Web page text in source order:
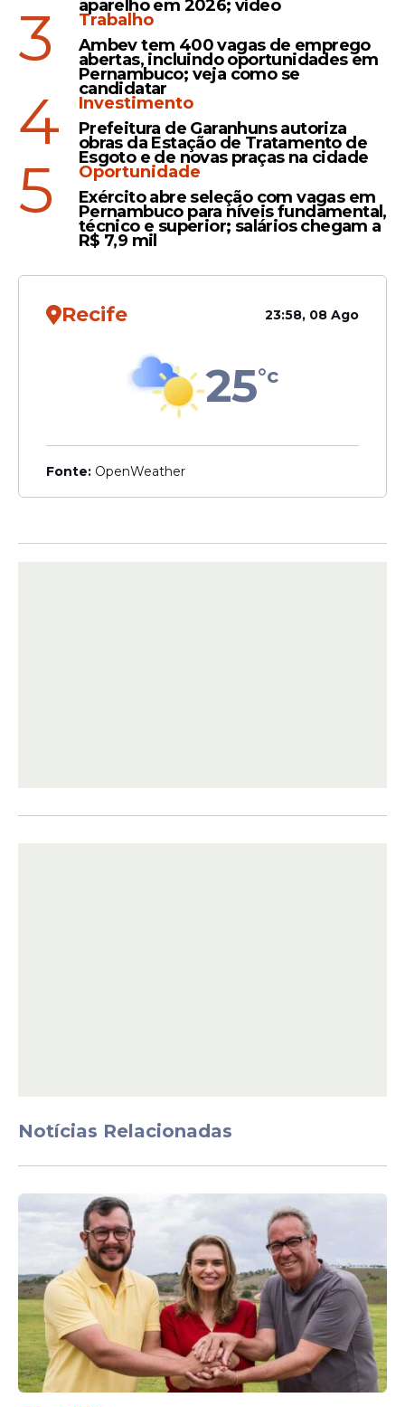
atuação do ministro no fortalecimento do
setor e na valorização dos trabalhadores
portuários, considerados fundamentais
para o desenvolvimento da logística e da
economia brasileira.
Leia Também
homenageado pelo Fórum
Portuários
milhões em investimentos
após leilões de três
Trabalhadores Portuários, com o objetivo
Ao longo da gestão, uma das prioridades
do ministro foi a atração de investimentos
para os portos brasileiros. Segundo ele,
essa estratégia sempre esteve
diretamente ligada à ampliação das
oportunidades de trabalho e ao aumento
da renda para os profissionais do setor.
aparelho em 2026; vídeo
3
Trabalho
Ambev tem 400 vagas de emprego
abertas, incluindo oportunidades em
Pernambuco; veja como se
candidatar
4
Investimento
Prefeitura de Garanhuns autoriza
obras da Estação de Tratamento de
Esgoto e de novas praças na cidade
5
Oportunidade
Exército abre seleção com vagas em
Pernambuco para níveis fundamental,
técnico e superior; salários chegam a
R$ 7,9 mil
Recife 23:58, 08 Ago
25°c
Fonte: OpenWeather
Notícias Relacionadas